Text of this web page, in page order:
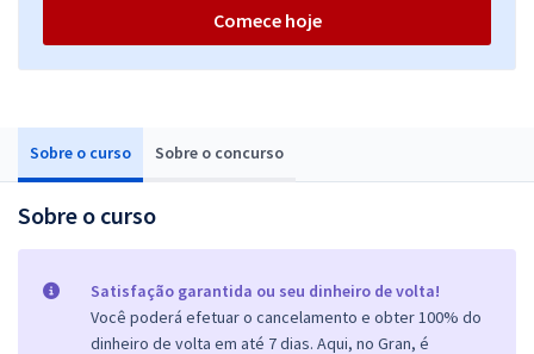
Sobre o curso Sobre o concurso
Sobre o curso
Satisfação garantida ou seu dinheiro de volta!
Você poderá efetuar o cancelamento e obter 100% do
dinheiro de volta em até 7 dias. Aqui, no Gran, é
Comece hoje